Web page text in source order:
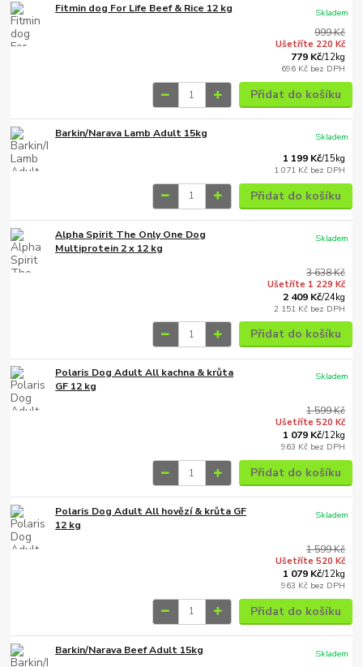
Fitmin dog For Life Beef & Rice 12 kg
999 Kč
Ušetříte 220 Kč
779 Kč/12kg
696 Kč bez DPH
Skladem
Přidat do košíku
Barkin/Narava Lamb Adult 15kg
1 199 Kč/15kg
1 071 Kč bez DPH
Skladem
Přidat do košíku
Alpha Spirit The Only One Dog
Multiprotein 2 x 12 kg
3 638 Kč
Ušetříte 1 229 Kč
2 409 Kč/24kg
2 151 Kč bez DPH
Skladem
Přidat do košíku
Polaris Dog Adult All kachna & krůta
GF 12 kg
1 599 Kč
Ušetříte 520 Kč
1 079 Kč/12kg
963 Kč bez DPH
Skladem
Přidat do košíku
Polaris Dog Adult All hovězí & krůta GF
12 kg
1 599 Kč
Ušetříte 520 Kč
1 079 Kč/12kg
963 Kč bez DPH
Skladem
Přidat do košíku
Barkin/Narava Beef Adult 15kg
Skladem